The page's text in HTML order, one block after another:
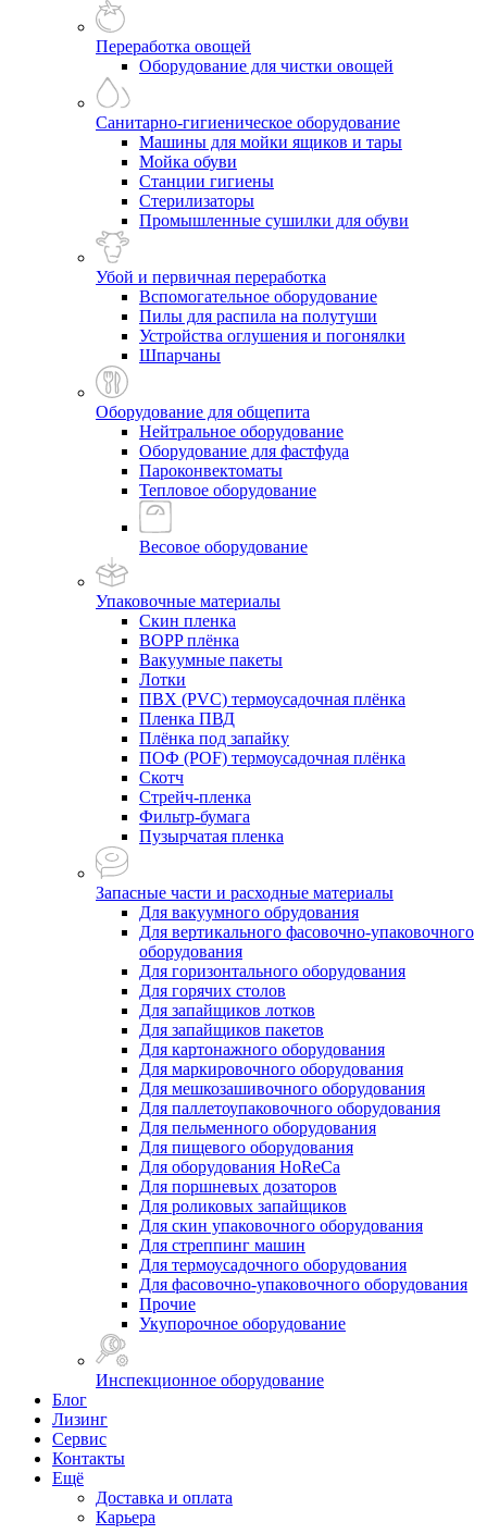
Переработка овощей
Оборудование для чистки овощей
Санитарно-гигиеническое оборудование
Машины для мойки ящиков и тары
Мойка обуви
Станции гигиены
Стерилизаторы
Промышленные сушилки для обуви
Убой и первичная переработка
Вспомогательное оборудование
Пилы для распила на полутуши
Устройства оглушения и погонялки
Шпарчаны
Оборудование для общепита
Нейтральное оборудование
Оборудование для фастфуда
Пароконвектоматы
Тепловое оборудование
Весовое оборудование
Упаковочные материалы
Скин пленка
BOPP плёнка
Вакуумные пакеты
Лотки
ПВХ (PVC) термоусадочная плёнка
Пленка ПВД
Плёнка под запайку
ПОФ (POF) термоусадочная плёнка
Скотч
Стрейч-пленка
Фильтр-бумага
Пузырчатая пленка
Запасные части и расходные материалы
Для вакуумного обрудования
Для вертикального фасовочно-упаковочного
оборудования
Для горизонтального оборудования
Для горячих столов
Для запайщиков лотков
Для запайщиков пакетов
Для картонажного оборудования
Для маркировочного оборудования
Для мешкозашивочного оборудования
Для паллетоупаковочного оборудования
Для пельменного оборудования
Для пищевого оборудования
Для оборудования HoReCa
Для поршневых дозаторов
Для роликовых запайщиков
Для скин упаковочного оборудования
Для стреппинг машин
Для термоусадочного оборудования
Для фасовочно-упаковочного оборудования
Прочие
Укупорочное оборудование
Инспекционное оборудование
Блог
Лизинг
Сервис
Контакты
Ещё
Доставка и оплата
Карьера